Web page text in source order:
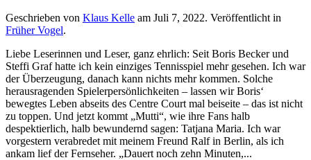
Geschrieben von Klaus Kelle am Juli 7, 2022. Veröffentlicht in
Früher Vogel.
Liebe Leserinnen und Leser, ganz ehrlich: Seit Boris Becker und
Steffi Graf hatte ich kein einziges Tennisspiel mehr gesehen. Ich war
der Überzeugung, danach kann nichts mehr kommen. Solche
herausragenden Spielerpersönlichkeiten – lassen wir Boris‘
bewegtes Leben abseits des Centre Court mal beiseite – das ist nicht
zu toppen. Und jetzt kommt „Mutti“, wie ihre Fans halb
despektierlich, halb bewundernd sagen: Tatjana Maria. Ich war
vorgestern verabredet mit meinem Freund Ralf in Berlin, als ich
ankam lief der Fernseher. „Dauert noch zehn Minuten,...